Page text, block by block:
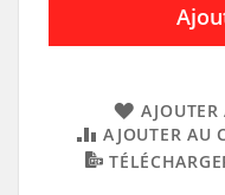
AJOUTER
AJOUTER AU